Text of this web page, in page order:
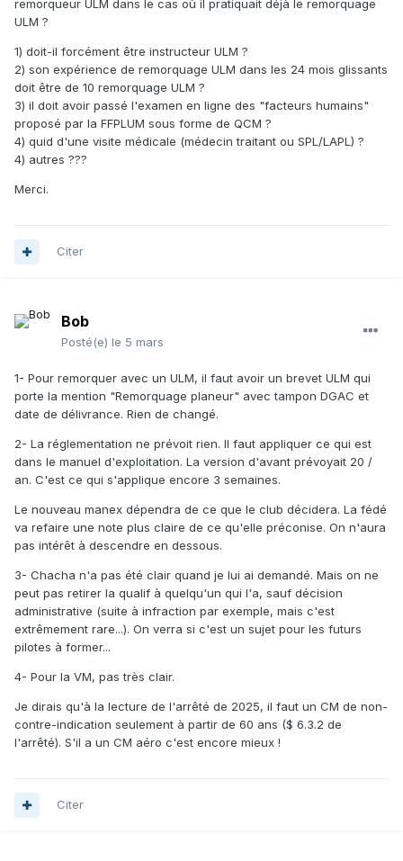
remorqueur ULM dans le cas où il pratiquait déjà le remorquage
ULM ?
1) doit-il forcément être instructeur ULM ?
2) son expérience de remorquage ULM dans les 24 mois glissants
doit être de 10 remorquage ULM ?
3) il doit avoir passé l'examen en ligne des "facteurs humains"
proposé par la FFPLUM sous forme de QCM ?
4) quid d'une visite médicale (médecin traitant ou SPL/LAPL) ?
4) autres ???
Merci.
Citer
Bob
Posté(e) le 5 mars
1- Pour remorquer avec un ULM, il faut avoir un brevet ULM qui
porte la mention "Remorquage planeur" avec tampon DGAC et
date de délivrance. Rien de changé.
2- La réglementation ne prévoit rien. Il faut appliquer ce qui est
dans le manuel d'exploitation. La version d'avant prévoyait 20 /
an. C'est ce qui s'applique encore 3 semaines.
Le nouveau manex dépendra de ce que le club décidera. La fédé
va refaire une note plus claire de ce qu'elle préconise. On n'aura
pas intérêt à descendre en dessous.
3- Chacha n'a pas été clair quand je lui ai demandé. Mais on ne
peut pas retirer la qualif à quelqu'un qui l'a, sauf décision
administrative (suite à infraction par exemple, mais c'est
extrêmement rare...). On verra si c'est un sujet pour les futurs
pilotes à former...
4- Pour la VM, pas très clair.
Je dirais qu'à la lecture de l'arrêté de 2025, il faut un CM de non-
contre-indication seulement à partir de 60 ans ($ 6.3.2 de
l'arrêté). S'il a un CM aéro c'est encore mieux !
Citer